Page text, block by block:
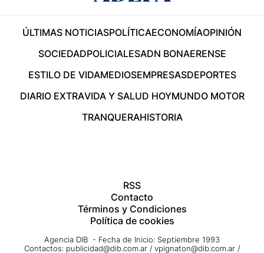
ÚLTIMAS NOTICIASPOLÍTICAECONOMÍAOPINIÓN
SOCIEDADPOLICIALESADN BONAERENSE
ESTILO DE VIDAMEDIOSEMPRESASDEPORTES
DIARIO EXTRAVIDA Y SALUD HOYMUNDO MOTOR
TRANQUERAHISTORIA
RSS
Contacto
Términos y Condiciones
Política de cookies
Agencia DIB - Fecha de Inicio: Septiembre 1993
Contactos: publicidad@dib.com.ar / vpignaton@dib.com.ar /